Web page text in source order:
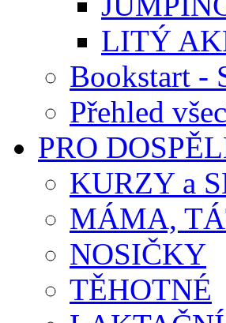
LITÝ
Bookstart -
Přehled
PRO
KURZY a
MÁMA,
NOSIČKY
TĚHOTNÉ